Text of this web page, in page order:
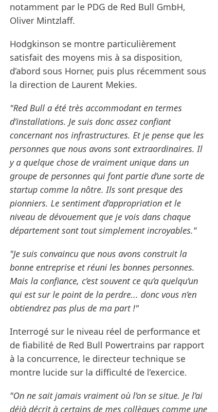
notamment par le PDG de Red Bull GmbH,
Oliver Mintzlaff.
Hodgkinson se montre particulièrement
satisfait des moyens mis à sa disposition,
d’abord sous Horner, puis plus récemment sous
la direction de Laurent Mekies.
"Red Bull a été très accommodant en termes
d’installations. Je suis donc assez confiant
concernant nos infrastructures. Et je pense que les
personnes que nous avons sont extraordinaires. Il
y a quelque chose de vraiment unique dans un
groupe de personnes qui font partie d’une sorte de
startup comme la nôtre. Ils sont presque des
pionniers. Le sentiment d’appropriation et le
niveau de dévouement que je vois dans chaque
département sont tout simplement incroyables."
"Je suis convaincu que nous avons construit la
bonne entreprise et réuni les bonnes personnes.
Mais la confiance, c’est souvent ce qu’a quelqu’un
qui est sur le point de la perdre... donc vous n’en
obtiendrez pas plus de ma part !"
Interrogé sur le niveau réel de performance et
de fiabilité de Red Bull Powertrains par rapport
à la concurrence, le directeur technique se
montre lucide sur la difficulté de l’exercice.
"On ne sait jamais vraiment où l’on se situe. Je l’ai
déjà décrit à certains de mes collègues comme une